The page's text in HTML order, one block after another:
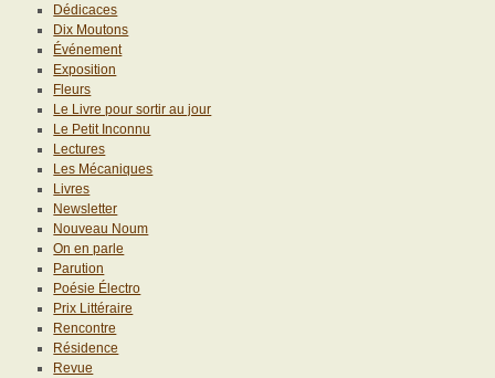
Dédicaces
Dix Moutons
Événement
Exposition
Fleurs
Le Livre pour sortir au jour
Le Petit Inconnu
Lectures
Les Mécaniques
Livres
Newsletter
Nouveau Noum
On en parle
Parution
Poésie Électro
Prix Littéraire
Rencontre
Résidence
Revue